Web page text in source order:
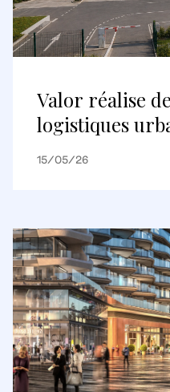
Valor réalise
logistiques
environ 148
lyonnais
15/05/26